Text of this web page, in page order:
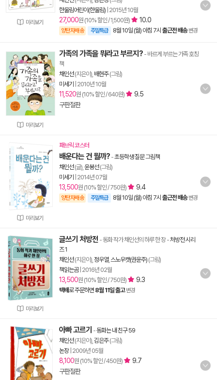
미리보기
한울림어린이(한울림) 2015년 10월
27,000원 (10% 할인 / 1,500원) 10.0
양탄자배송 주말특급 8월 10일 (월) 아침 7시 출근전 배송 변경
미리보기
가족의 가족을 뭐라고 부르지? - 바르게 부르는 가족 호칭
책
채인선(지은이), 배현주(그림)
미세기
2010년 10월
11,520원 (10% 할인 / 640원)
9.5
구판절판
미리보기
패브릭 코스터
배운다는 건 뭘까? -초등학생 질문 그림책
채인선(글), 윤봉선(그림)
미세기
2014년 07월
13,500원 (10% 할인 / 750원) 9.4
양탄자배송 주말특급 8월 10일 (월) 아침 7시 출근전 배송 변경
미리보기
글쓰기 처방전 - 동화 작가 채인선의 하루 한 장-처방전 시리
즈 1
채인선(지은이), 정우열, 스노우캣(권윤주) (그림)
책읽는곰| 2016년 02월
13,500원 (10% 할인 / 750원) 9.3
택배로 주문하면 8월 11일 출고 변경
아빠 고르기 -동화는 내 친구 59
채인선(지은이), 김은주(그림)
논장| 2009년 05월
8,100원 (10% 할인 / 450원)
9.7
구판절판